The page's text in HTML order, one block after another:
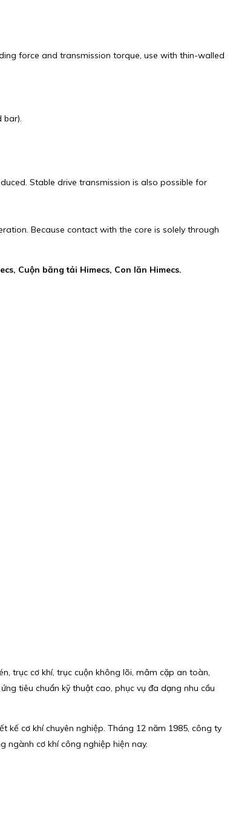
force and transmission torque, use with thin-walled
bar).
Stable drive transmission is also possible for
Because contact with the core is solely through
Cuộn băng tải Himecs, Con lăn Himecs.
trục cơ khí, trục cuộn không lõi, mâm cặp an toàn,
tiêu chuẩn kỹ thuật cao, phục vụ đa dạng nhu cầu
kế cơ khí chuyên nghiệp. Tháng 12 năm 1985, công ty
ngành cơ khí công nghiệp hiện nay.